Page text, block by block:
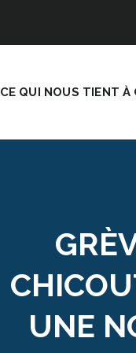
CE QUI NOUS TIENT À
UNE